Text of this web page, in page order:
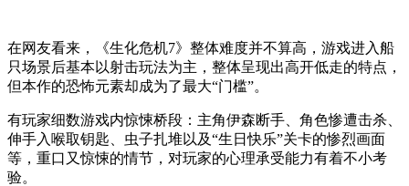
在网友看来，《生化危机7》整体难度并不算高，游戏进入船
只场景后基本以射击玩法为主，整体呈现出高开低走的特点，
但本作的恐怖元素却成为了最大“门槛”。
有玩家细数游戏内惊悚桥段：主角伊森断手、角色惨遭击杀、
伸手入喉取钥匙、虫子扎堆以及“生日快乐”关卡的惨烈画面
等，重口又惊悚的情节，对玩家的心理承受能力有着不小考
验。